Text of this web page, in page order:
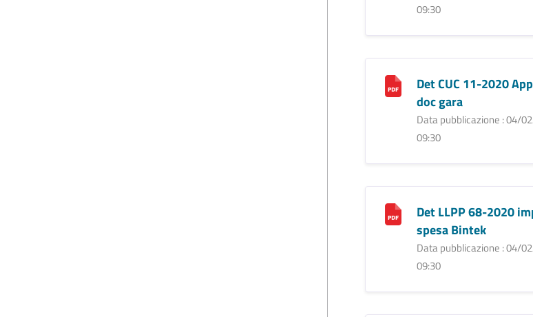
09:30
Det CUC 11-2020
doc gara
Data pubblicazione : 04/
09:30
Det LLPP 68-2020
spesa Bintek
Data pubblicazione : 04/
09:30